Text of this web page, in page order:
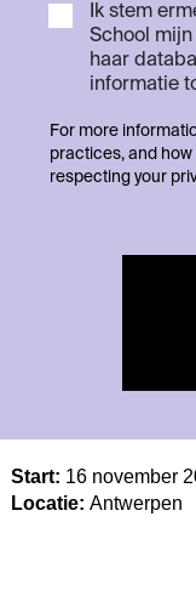
Start: 16 november
Locatie: Antwerpen
Ik stem
School
haar
informatie
For more
practices, and
respecting your